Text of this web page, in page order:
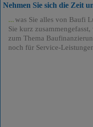
Nehmen Sie sich die Zeit
was Sie alles von Baufi
Sie kurz
zum Thema
noch für Service-